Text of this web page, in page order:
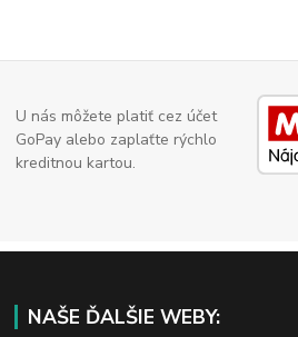
U nás môžete platiť cez účet
GoPay alebo zaplaťte rýchlo
kreditnou kartou.
NAŠE ĎALŠIE WEBY: